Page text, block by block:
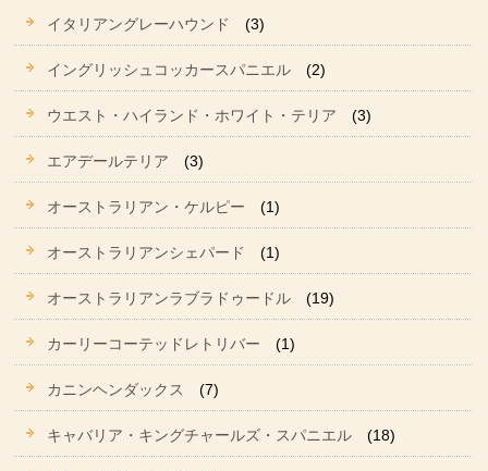
イタリアングレーハウンド (3)
イングリッシュコッカースパニエル (2)
ウエスト・ハイランド・ホワイト・テリア (3)
エアデールテリア (3)
オーストラリアン・ケルピー (1)
オーストラリアンシェパード (1)
オーストラリアンラブラドゥードル (19)
カーリーコーテッドレトリバー (1)
カニンヘンダックス (7)
キャバリア・キングチャールズ・スパニエル (18)